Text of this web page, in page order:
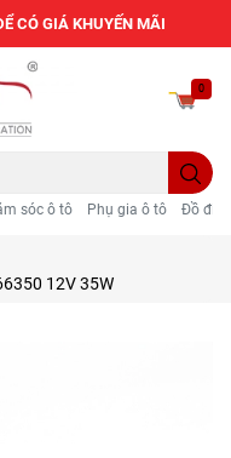
sóc ô tô Phụ gia ô tô Đồ
0
12V 35W
CÓ GIÁ KHUYẾN MÃI